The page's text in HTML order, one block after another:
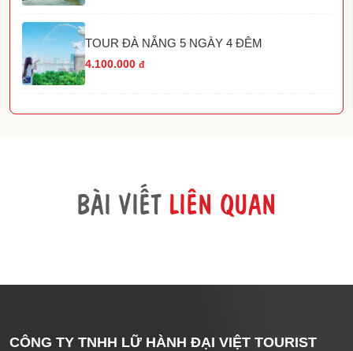
TOUR ĐÀ NẴNG 5 NGÀY 4 ĐÊM
4.100.000 đ
BÀI VIẾT LIÊN QUAN
CÔNG TY TNHH LỮ HÀNH ĐẠI VIỆT TOURIST